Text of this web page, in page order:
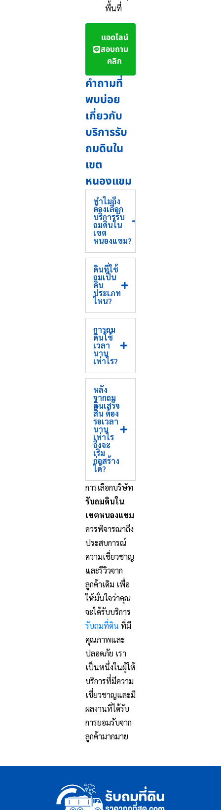
พื้นที่
แอดไลน์
สอบถาม
คลิก
คำถามที่
พบบ่อย
เกี่ยวกับ
บริการรับ
ถมดินใน
เขต
หนองแขม
ทำไมถึง
ต้องเลือก
บริการรับ
ถมดินใน
เขต
หนองแขม?
ดินที่ใช้
ถมเป็น
ดิน
ประเภท
ไหน?
การถม
ดินใช้
เวลา
นาน
เท่าไร?
หลัง
จากถม
ดินเสร็จ
สิ้น ต้อง
รอเวลา
นาน
เท่าไร
ถึงจะ
เริ่ม
ก่อสร้าง
ได้?
การเลือกบริษัท
รับถมดินใน
เขตหนองแขม
ควรพิจารณาถึง
ประสบการณ์
ความเชี่ยวชาญ
และรีวิวจาก
ลูกค้าเดิม เพื่อ
ให้มั่นใจว่าคุณ
จะได้รับบริการ
รับถมที่ดิน ที่มี
คุณภาพและ
ปลอดภัย เรา
เป็นหนึ่งในผู้ให้
บริการที่มีความ
เชี่ยวชาญและมี
ผลงานที่ได้รับ
การยอมรับจาก
ลูกค้ามากมาย